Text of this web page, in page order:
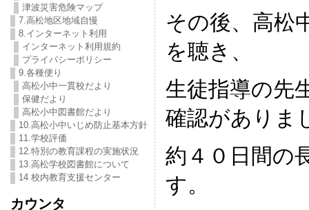
津波災害危険マップ
7.高松地区地域自慢
8.インターネット利用
インターネット利用規約
プライバシーポリシー
9.各種便り
高松小中一貫校だより
保健だより
高松小中図書館だより
10.高松小中いじめ防止基本方針
11.学校評価
12.特別の教育課程の実施状況
13.高松学校図書館について
14 校内教育支援センター
カウンタ
その後、高松
を聴き、
生徒指導の先
確認がありま
約４０日間の
す。